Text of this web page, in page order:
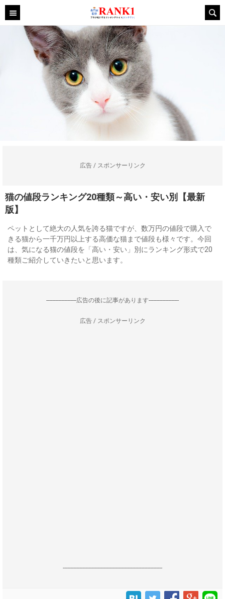
広告 / スポンサーリンク
猫の値段ランキング20種類～高い・安い別【最新
版】
ペットとして絶大の人気を誇る猫ですが、数万円の値段で購入で
きる猫から一千万円以上する高価な猫まで値段も様々です。今回
は、気になる猫の値段を「高い・安い」別にランキング形式で20
種類ご紹介していきたいと思います。
--------------------広告の後に記事があります--------------------
広告 / スポンサーリンク
------------------------------------------------------------------